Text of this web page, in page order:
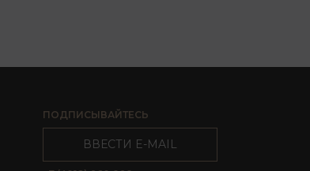
ПОДПИСЫВАЙТЕСЬ
ВВЕСТИ E-MAIL